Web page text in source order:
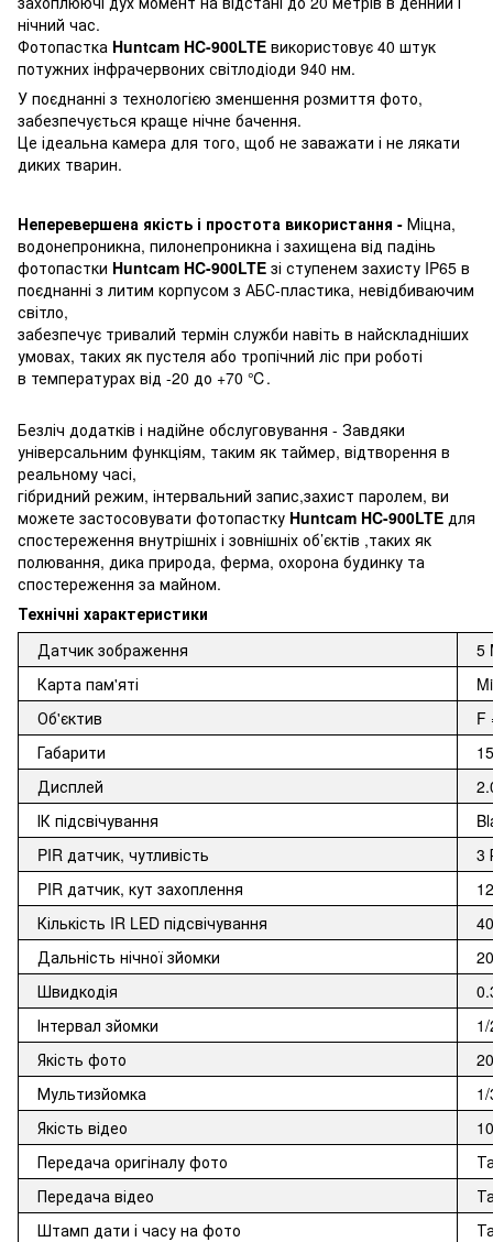
нічний час.
Фотопастка Huntcam HC-900LTE використовує 40 штук
потужних інфрачервоних світлодіоди 940 нм.
У поєднанні з технологією зменшення розмиття фото,
забезпечується краще нічне бачення.
Це ідеальна камера для того, щоб не заважати і не лякати
диких тварин.
Неперевершена якість і простота використання - Міцна,
водонепроникна, пилонепроникна і захищена від падінь
фотопастки Huntcam HC-900LTE зі ступенем захисту IP65 в
поєднанні з литим корпусом з АБС-пластика, невідбиваючим
світло,
забезпечує тривалий термін служби навіть в найскладніших
умовах, таких як пустеля або тропічний ліс при роботі
в температурах від -20 до +70 ℃.
Безліч додатків і надійне обслуговування - Завдяки
універсальним функціям, таким як таймер, відтворення в
реальному часі,
гібридний режим, інтервальний запис,захист паролем, ви
можете застосовувати фотопастку Huntcam HC-900LTE для
спостереження внутрішніх і зовнішніх об’єктів ,таких як
полювання, дика природа, ферма, охорона будинку та
спостереження за майном.
Технічні характеристики
Датчик зображення
5
Карта пам'яті
Об'єктив
F
Габарити
Дисплей
ІК підсвічування
PIR датчик, чутливість
3
PIR датчик, кут захоплення
Кількість IR LED підсвічування
Дальність нічної зйомки
Швидкодія
Інтервал зйомки
Якість фото
Мультизйомка
Якість відео
Передача оригіналу фото
Передача відео
Штамп дати і часу на фото